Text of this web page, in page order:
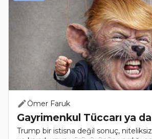
Ömer Faruk
Gayrimenkul Tüccarı ya
Trump bir istisna değil sonuç, niteliksiz